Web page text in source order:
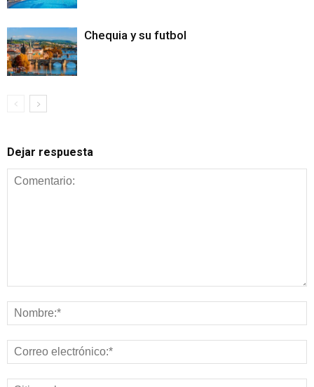
Chequia y su futbol
Dejar respuesta